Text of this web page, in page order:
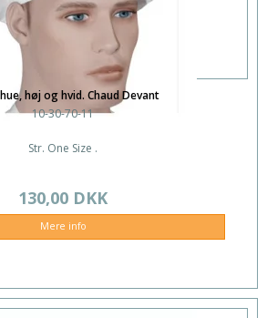
høj og hvid. Chaud Devant
10-30-70-11
Str. One Size .
130,00 DKK
Mere info